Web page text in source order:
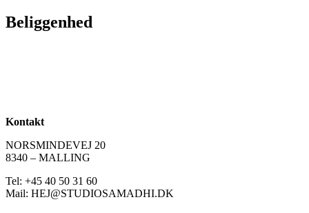
Beliggenhed
Kontakt
NORSMINDEVEJ 20
8340 – MALLING
Tel: +45 40 50 31 60
Mail: HEJ@STUDIOSAMADHI.DK